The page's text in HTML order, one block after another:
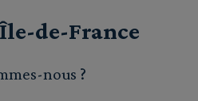
de-France
nous ?